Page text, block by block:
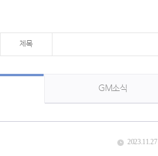
제목
GM소식
2023.11.27